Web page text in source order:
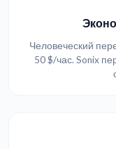
Человеческий
50 $/час. Sonix